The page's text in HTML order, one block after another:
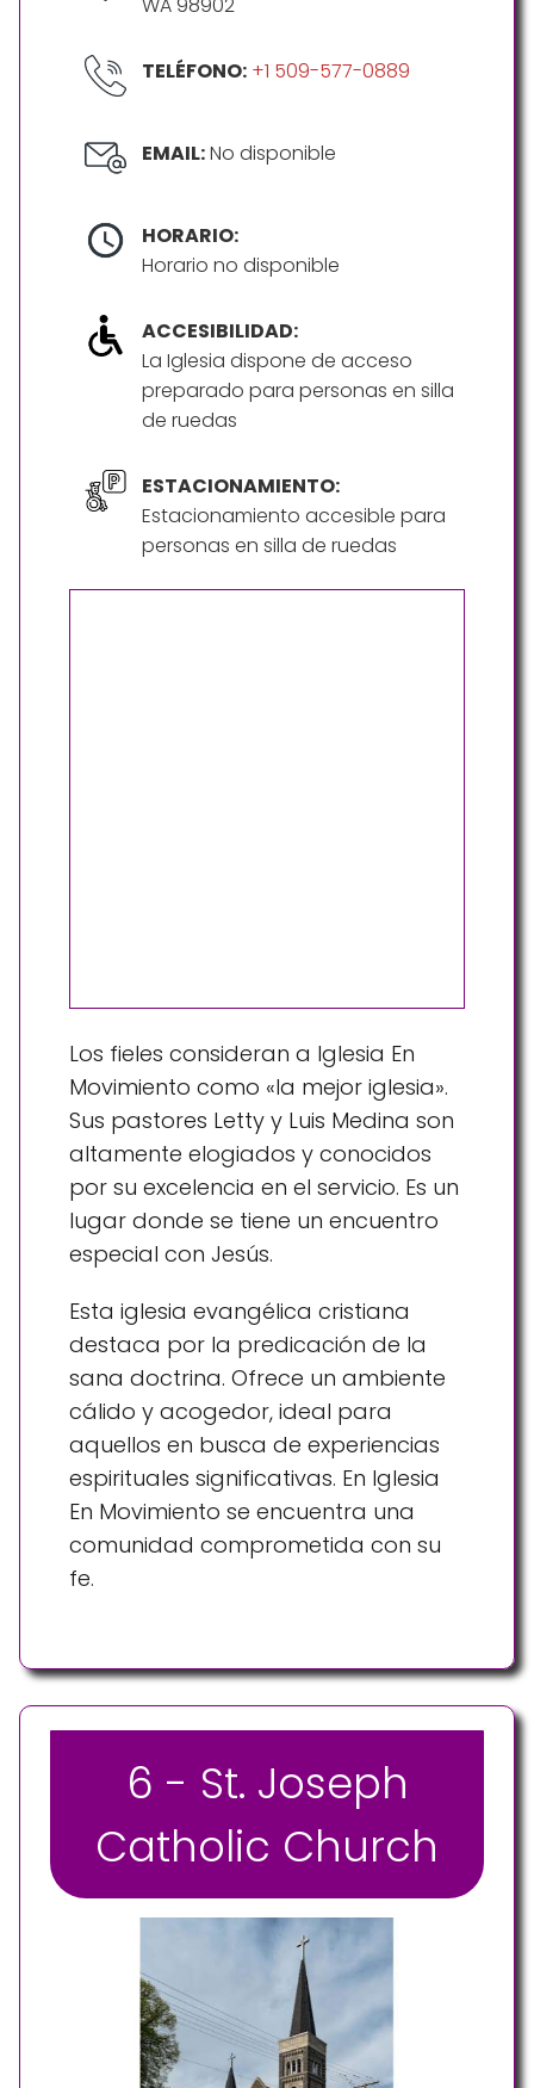
WA 98902
TELÉFONO: +1 509-577-0889
EMAIL:No disponible
HORARIO:
Horario no disponible
ACCESIBILIDAD:
La Iglesia dispone de acceso
preparado para personas en silla
de ruedas
ESTACIONAMIENTO:
Estacionamiento accesible para
personas en silla de ruedas
Los fieles consideran a Iglesia En
Movimiento como «la mejor iglesia».
Sus pastores Letty y Luis Medina son
altamente elogiados y conocidos
por su excelencia en el servicio. Es un
lugar donde se tiene un encuentro
especial con Jesús.
Esta iglesia evangélica cristiana
destaca por la predicación de la
sana doctrina. Ofrece un ambiente
cálido y acogedor, ideal para
aquellos en busca de experiencias
espirituales significativas. En Iglesia
En Movimiento se encuentra una
comunidad comprometida con su
fe.
6 - St. Joseph
Catholic Church